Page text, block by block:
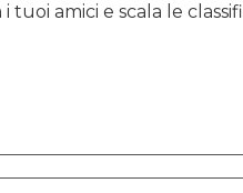
tuoi amici e scala le